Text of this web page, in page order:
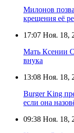
Милонов
крещения её
17:07 Ноя. 18,
Мать Ксении
внука
13:08 Ноя. 18,
Burger King
если она
09:38 Ноя. 18,